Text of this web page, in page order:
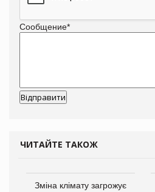
Сообщение*
ЧИТАЙТЕ ТАКОЖ
Зміна клімату загрожує